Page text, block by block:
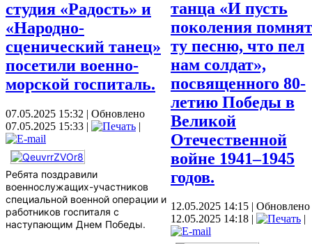
студия «Радость» и
«Народно-
сценический танец»
посетили военно-
морской госпиталь.
07.05.2025 15:32 | Обновлено
07.05.2025 15:33 | |
Ребята поздравили
военнослужащих-участников
специальной военной операции и
работников госпиталя с
наступающим Днем Победы.
танца «И пусть
поколения помнят
ту песню, что пел
нам солдат»,
посвященного 80-
летию Победы в
Великой
Отечественной
войне 1941–1945
годов.
12.05.2025 14:15 | Обновлено
12.05.2025 14:18 | |